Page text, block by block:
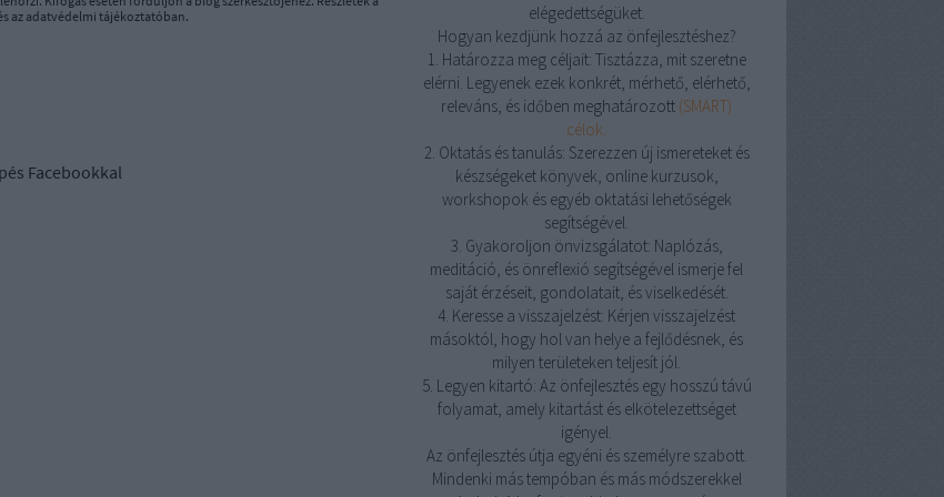
az adatvédelmi tájékoztatóban.
Facebookkal
elégedettségüket.
Hogyan kezdjünk hozzá az önfejlesztéshez?
1. Határozza meg céljait: Tisztázza, mit szeretne
elérni. Legyenek ezek konkrét, mérhető, elérhető,
releváns, és időben meghatározott (SMART)
célok.
2. Oktatás és tanulás: Szerezzen új ismereteket és
készségeket könyvek, online kurzusok,
workshopok és egyéb oktatási lehetőségek
segítségével.
3. Gyakoroljon önvizsgálatot: Naplózás,
meditáció, és önreflexió segítségével ismerje fel
saját érzéseit, gondolatait, és viselkedését.
4. Keresse a visszajelzést: Kérjen visszajelzést
másoktól, hogy hol van helye a fejlődésnek, és
milyen területeken teljesít jól.
5. Legyen kitartó: Az önfejlesztés egy hosszú távú
folyamat, amely kitartást és elkötelezettséget
igényel.
Az önfejlesztés útja egyéni és személyre szabott.
Mindenki más tempóban és más módszerekkel